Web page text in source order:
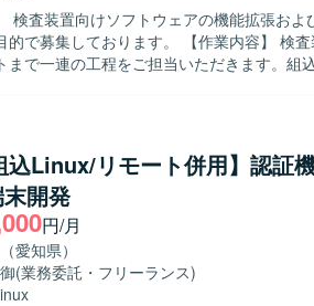
検査装置向けソフトウェアの機能拡張お
す。 【作業内容】 検査装置向けソフトウェアの基本設計から
まで一連の工程をご担当いただきます。組
開発スキルやマルチスレッドプログラミン
強化していただけます。上流工程から一貫
【開発環境】 C++およびVisual Studioを用いた組込ソフト
境での作業となります。Linux環境での開発
用するケースもございます。
込Linux/リモート併用】認証
開発
円/月
愛知県）
(業務委託・フリーランス)